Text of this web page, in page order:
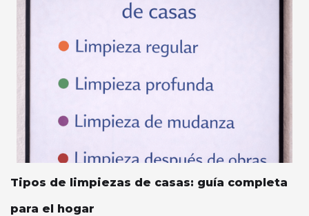
Tipos de limpiezas de casas: guía completa
para el hogar